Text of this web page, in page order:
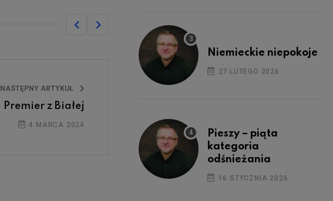
NASTĘPNY ARTYKUŁ
Premier z Białej
4 MARCA 2024
Niemieckie niepokoje
27 LUTEGO 2026
Pieszy – piąta
kategoria
odśnieżania
16 STYCZNIA 2026